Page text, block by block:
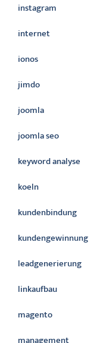
instagram
internet
ionos
jimdo
joomla
joomla seo
keyword analyse
koeln
kundenbindung
kundengewinnung
leadgenerierung
linkaufbau
magento